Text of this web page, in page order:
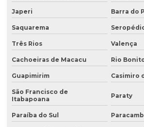
Avaliação ambiental preliminar
Avaliação ambiental de terrenos com
Avaliação de área de risco ambiental e
Avaliação de áreas contaminadas
Avaliação de efluentes industriais
Avaliação de passivo ambiental
Avaliação preliminar de áreas contaminadas
Japeri Barra do
Saquarema
Três Rios Valença
Cachoeiras de Macacu Rio
Guapimirim Casimiro
São Francisco de
Itabapoana
Paraty
Paraíba do Sul